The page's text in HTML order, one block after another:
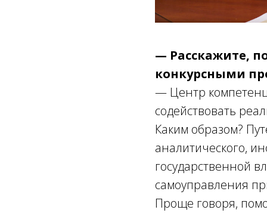
— Расскажите,
конкурсными
— Центр
содействовать
Каким образом?
аналитического,
государственной
самоуправления
Проще говоря,